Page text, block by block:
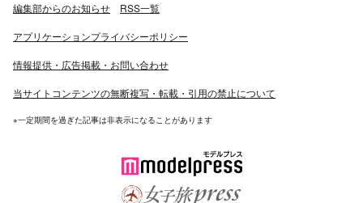
編集部からのお知らせ RSS一覧
アプリケーションプライバシーポリシー
情報提供・広告掲載・お問い合わせ
当サイトコンテンツの無断複写・転載・引用の禁止について
※一定期間を過ぎた記事は非表示になることがあります